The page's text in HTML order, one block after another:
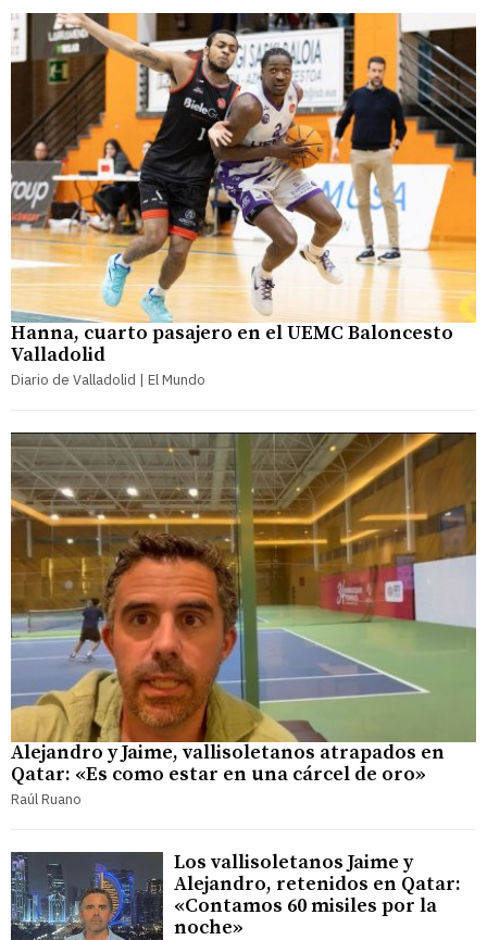
Hanna, cuarto pasajero en el UEMC Baloncesto
Valladolid
Diario de Valladolid | El Mundo
Alejandro y Jaime, vallisoletanos atrapados en
Qatar: «Es como estar en una cárcel de oro»
Raúl Ruano
Los vallisoletanos Jaime y
Alejandro, retenidos en Qatar:
«Contamos 60 misiles por la
noche»